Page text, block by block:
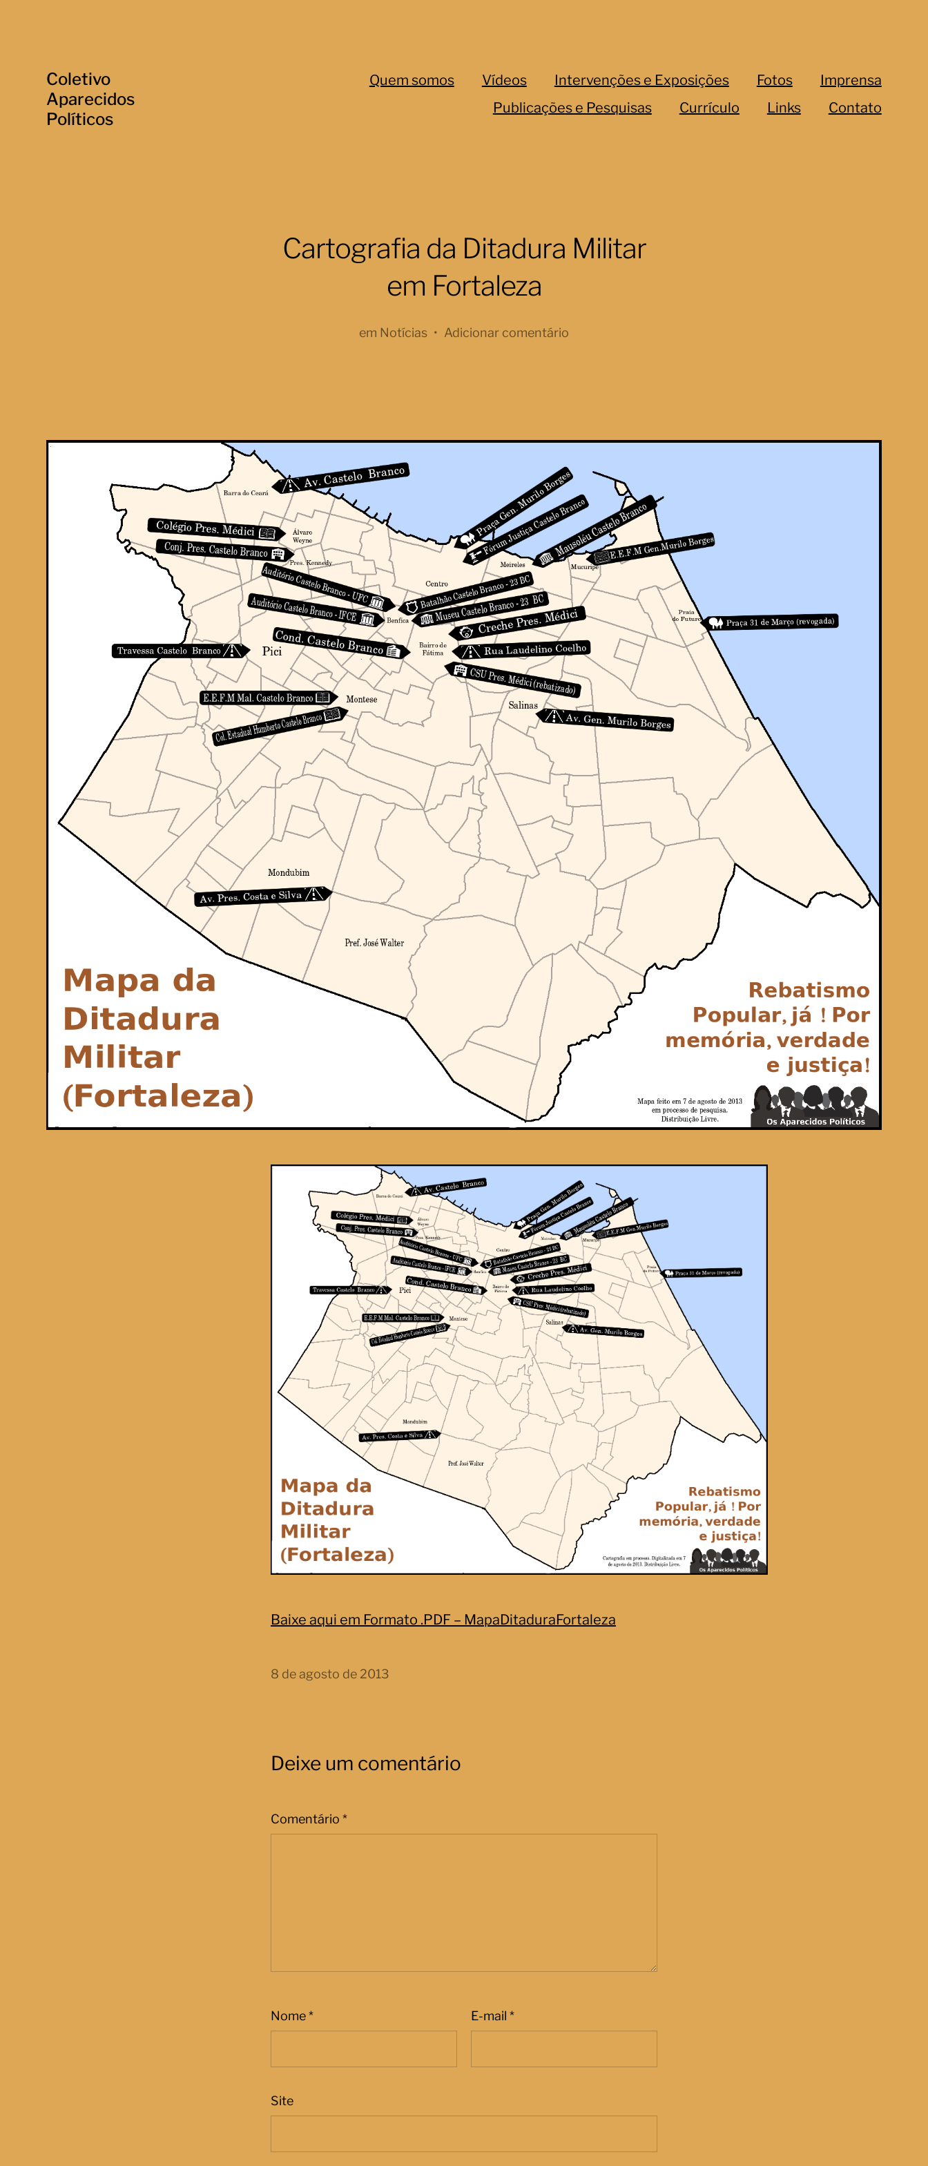
Coletivo
Aparecidos
Políticos
Quem somos Vídeos Intervenções e Exposições Fotos
Imprensa
Publicações e Pesquisas
Currículo Links Contato
Cartografia da Ditadura Militar
em Fortaleza
em Notícias • Adicionar comentário
Baixe aqui em Formato .PDF – MapaDitaduraFortaleza
8 de agosto de 2013
Deixe um comentário
Comentário *
Nome* E-mail *
Site